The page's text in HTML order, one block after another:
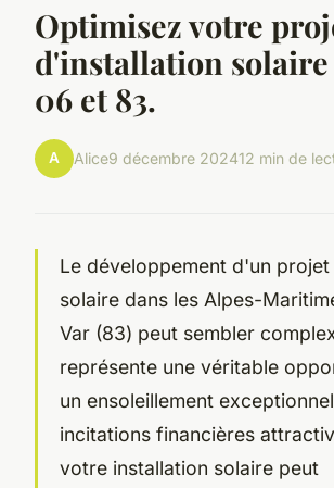
Optimisez votre
d'installation solaire
06 et 83.
A Alice9 décembre 202412 min de
Le développement d'un
solaire dans les Alpes-
Var (83) peut sembler
représente une véritable
un ensoleillement
incitations financières
votre installation solaire peut